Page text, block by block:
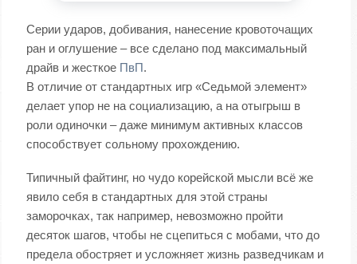
Серии ударов, добивания, нанесение кровоточащих
ран и оглушение – все сделано под максимальный
драйв и жесткое ПвП.
В отличие от стандартных игр «Седьмой элемент»
делает упор не на социализацию, а на отыгрыш в
роли одиночки – даже минимум активных классов
способствует сольному прохождению.
Типичный файтинг, но чудо корейской мысли всё же
явило себя в стандартных для этой страны
заморочках, так например, невозможно пройти
десяток шагов, чтобы не сцепиться с мобами, что до
предела обостряет и усложняет жизнь разведчикам и